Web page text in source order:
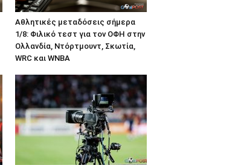
Αθλητικές μεταδόσεις σήμερα
1/8: Φιλικό τεστ για τον ΟΦΗ στην
Ολλανδία, Ντόρτμουντ, Σκωτία,
WRC και WNBA